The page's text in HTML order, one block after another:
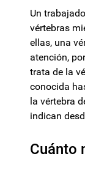
Un
vértebras
ellas, una
atención,
trata de la
conocida
la vértebra
indican
Cuánto